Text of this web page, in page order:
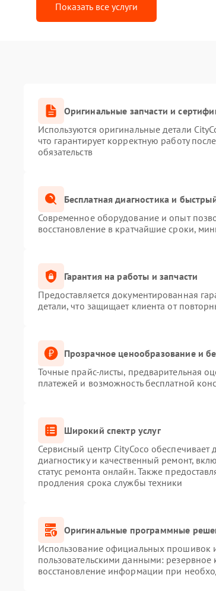
Показать все услуги
Оригинальные запчасти и
Используются оригинальные детали
что гарантирует корректную работу
обязательств
Бесплатная диагностика и
Современное оборудование и опыт
восстановление в кратчайшие сроки,
Гарантия на работы и запчасти
Предоставляется документированная
детали, что защищает клиента от
Прозрачное ценообразование и
Точные прайс-листы, предварительная
платежей и возможность бесплатной
Широкий спектр услуг
Сервисный центр CityCoco обеспечивает
диагностику и качественный ремонт,
статус ремонта онлайн. Также
продления срока службы техники
Оригинальные программные
Использование официальных прошивок
пользовательскими данными:
восстановление информации при